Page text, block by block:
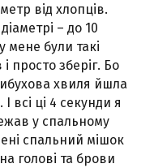
від хлопців.
– до 10
мене були такі
просто зберіг. Бо
хвиля йшла
всі ці 4 секунди я
у спальному
спальний мішок
голові та брови